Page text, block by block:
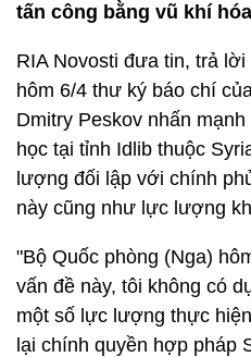
tấn công bằng vũ khí
RIA Novosti đưa tin, trả
hôm 6/4 thư ký báo chí
Dmitry Peskov nhấn
học tại tỉnh Idlib thuộc
lượng đối lập với chính
này cũng như lực lượng
"Bộ Quốc phòng (Nga)
vấn đề này, tôi không có
một số lực lượng thực
lại chính quyền hợp pháp